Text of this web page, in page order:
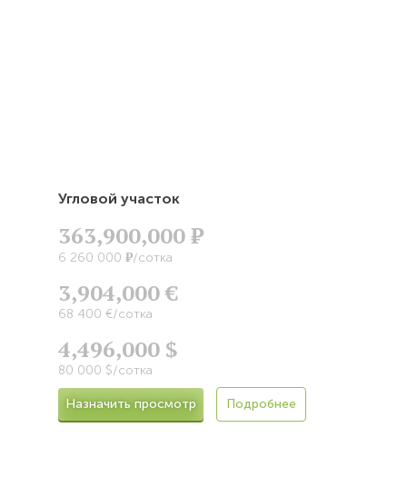
Угловой участок
363,900,000Р
6 260 000 Р/сотка
3,904,000 €
68 400 €/сотка
4,496,000 $
80 000 $/сотка
Назначить просмотр Подробнее